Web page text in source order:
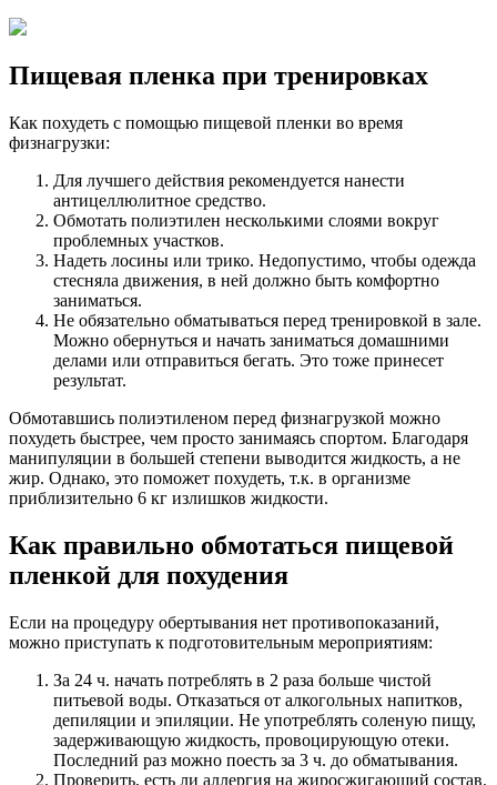
Пищевая пленка при тренировках
Как похудеть с помощью пищевой пленки во время
физнагрузки:
Для лучшего действия рекомендуется нанести
антицеллюлитное средство.
Обмотать полиэтилен несколькими слоями вокруг
проблемных участков.
Надеть лосины или трико. Недопустимо, чтобы одежда
стесняла движения, в ней должно быть комфортно
заниматься.
Не обязательно обматываться перед тренировкой в зале.
Можно обернуться и начать заниматься домашними
делами или отправиться бегать. Это тоже принесет
результат.
Обмотавшись полиэтиленом перед физнагрузкой можно
похудеть быстрее, чем просто занимаясь спортом. Благодаря
манипуляции в большей степени выводится жидкость, а не
жир. Однако, это поможет похудеть, т.к. в организме
приблизительно 6 кг излишков жидкости.
Как правильно обмотаться пищевой
пленкой для похудения
Если на процедуру обертывания нет противопоказаний,
можно приступать к подготовительным мероприятиям:
За 24 ч. начать потреблять в 2 раза больше чистой
питьевой воды. Отказаться от алкогольных напитков,
депиляции и эпиляции. Не употреблять соленую пищу,
задерживающую жидкость, провоцирующую отеки.
Последний раз можно поесть за 3 ч. до обматывания.
Проверить, есть ли аллергия на жиросжигающий состав.